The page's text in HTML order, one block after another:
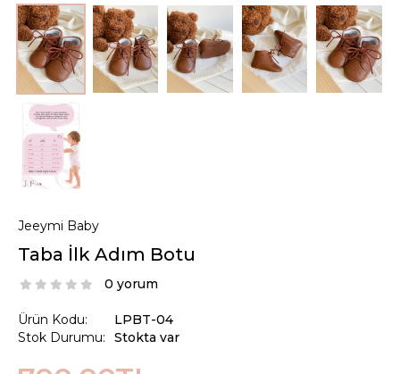
Jeeymi Baby
Taba İlk Adım Botu
0 yorum
Ürün Kodu:
Stok Durumu:
LPBT-04
Stokta var